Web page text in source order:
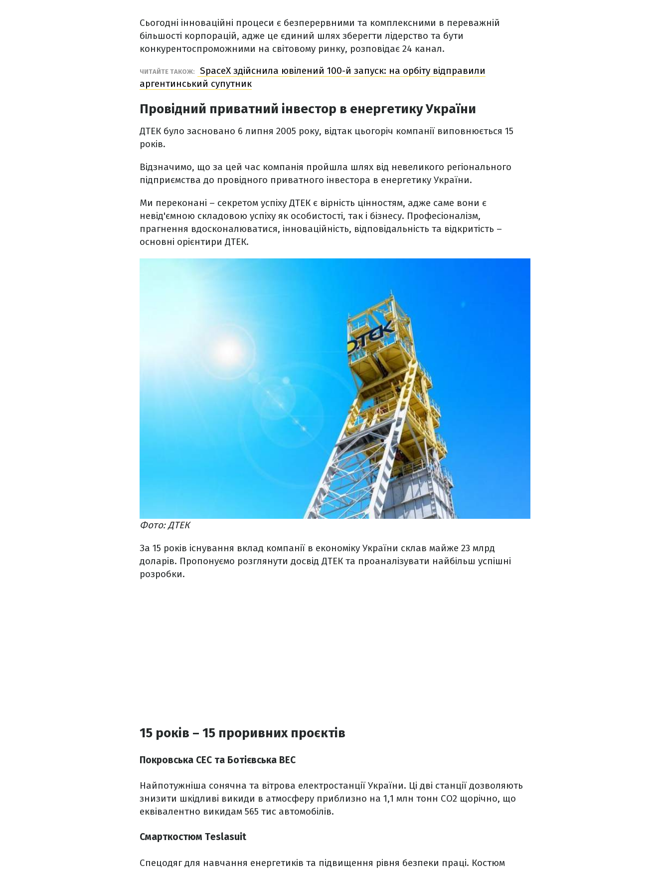
Сьогодні інноваційні процеси є безперервними та комплексними в переважній
більшості корпорацій, адже це єдиний шлях зберегти лідерство та бути
конкурентоспроможними на світовому ринку, розповідає 24 канал.
ЧИТАЙТЕ ТАКОЖ:
SpaceX здійснила ювілений 100-й запуск: на орбіту відправили
аргентинський супутник
Провідний приватний інвестор в енергетику України
ДТЕК було засновано 6 липня 2005 року, відтак цьогоріч компанії виповнюється 15
років.
Відзначимо, що за цей час компанія пройшла шлях від невеликого регіонального
підприємства до провідного приватного інвестора в енергетику України.
Ми переконані – секретом успіху ДТЕК є вірність цінностям, адже саме вони є
невід'ємною складовою успіху як особистості, так і бізнесу. Професіоналізм,
прагнення вдосконалюватися, інноваційність, відповідальність та відкритість –
основні орієнтири ДТЕК.
Фото: ДТЕК
За 15 років існування вклад компанії в економіку України склав майже 23 млрд
доларів. Пропонуємо розглянути досвід ДТЕК та проаналізувати найбільш успішні
розробки.
15 років – 15 проривних проєктів
Покровська СЕС та Ботієвська ВЕС
Найпотужніша сонячна та вітрова електростанції України. Ці дві станції дозволяють
знизити шкідливі викиди в атмосферу приблизно на 1,1 млн тонн СО2 щорічно, що
еквівалентно викидам 565 тис автомобілів.
Смарткостюм Teslasuit
Спецодяг для навчання енергетиків та підвищення рівня безпеки праці. Костюм